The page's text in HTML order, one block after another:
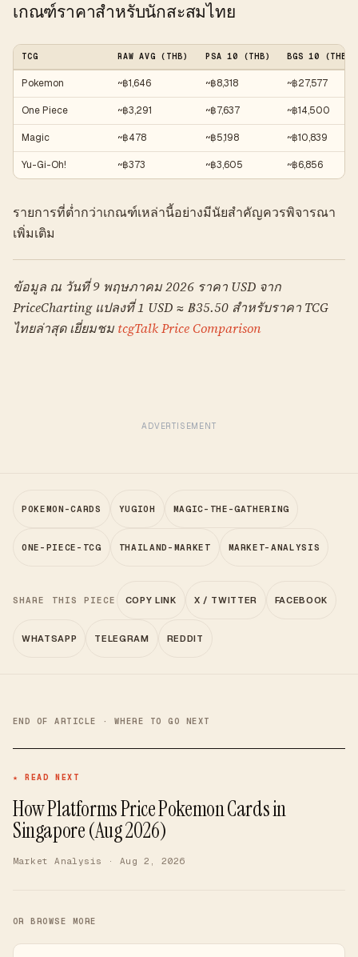
เกณฑ์ราคาสำหรับนักสะสมไทย
TCG RAW AVG (THB) PSA 10 (THB) BGS 10 (THB)
Pokemon ~฿1,646 ~฿8,318 ~฿27,577
One Piece ~฿3,291 ~฿7,637 ~฿14,500
Magic ~฿478 ~฿5,198 ~฿10,839
Yu-Gi-Oh! ~฿373 ~฿3,605 ~฿6,856
รายการที่ต่ำกว่าเกณฑ์เหล่านี้อย่างมีนัยสำคัญควรพิจารณา
เพิ่มเติม
ข้อมูล ณ วันที่ 9 พฤษภาคม 2026 ราคา USD จาก
PriceCharting แปลงที่ 1 USD ≈ ฿35.50 สำหรับราคา TCG
ไทยล่าสุด เยี่ยมชม tcgTalk Price Comparison
ADVERTISEMENT
POKEMON-CARDS YUGIOH MAGIC-THE-GATHERING
ONE-PIECE-TCG THAILAND-MARKET MARKET-ANALYSIS
SHARE THIS PIECE COPY LINK X / TWITTER FACEBOOK
WHATSAPP TELEGRAM REDDIT
END OF ARTICLE · WHERE TO GO NEXT
★ READ NEXT
How Platforms Price Pokemon Cards in
Singapore (Aug 2026)
Market Analysis · Aug 2, 2026
OR BROWSE MORE